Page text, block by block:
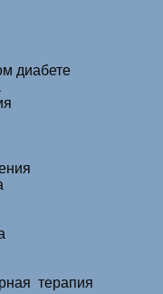
диабете
терапия